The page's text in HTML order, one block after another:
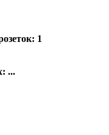
: 1
: ...